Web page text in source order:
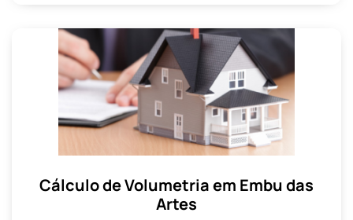
Cálculo de Volumetria em Embu das
Artes